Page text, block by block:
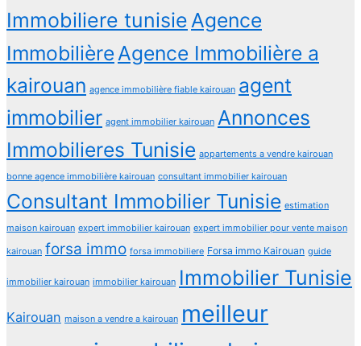
Immobiliere tunisie Agence
Immobilière Agence Immobilière a
kairouan agence immobilière fiable kairouan agent
immobilier agent immobilier kairouan Annonces
Immobilieres Tunisie appartements a vendre kairouan
bonne agence immobilière kairouan consultant immobilier kairouan
Consultant Immobilier Tunisie estimation
maison kairouan expert immobilier kairouan expert immobilier pour vente maison
kairouan forsa immo forsa immobiliere Forsa immo Kairouan guide
immobilier kairouan immobilier kairouan Immobilier Tunisie
Kairouan maison a vendre a kairouan meilleur